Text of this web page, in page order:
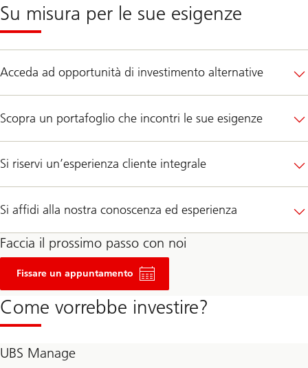
Su misura per le sue esigenze
Acceda ad opportunità di investimento alternative
Scopra un portafoglio che incontri le sue esigenze
Si riservi un’esperienza cliente integrale
Si affidi alla nostra conoscenza ed esperienza
Faccia il prossimo passo con noi
Fissare un appuntamento
un
una
consulenza
in
di
investimenti
Come vorrebbe investire?
UBS Manage